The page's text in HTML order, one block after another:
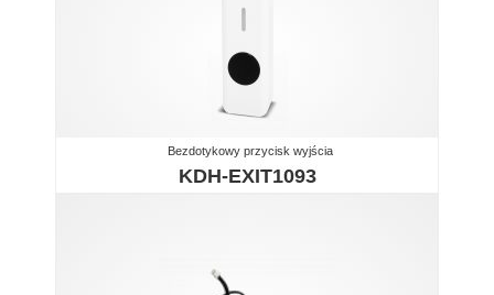
Bezdotykowy przycisk wyjścia
KDH-EXIT1093